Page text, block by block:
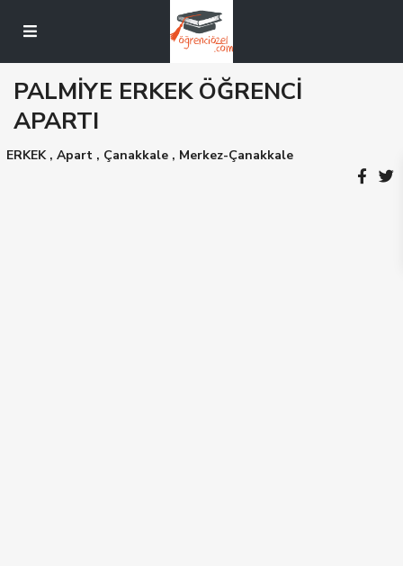
PALMİYE ERKEK ÖĞRENCİ
APARTI
ERKEK, Apart , Çanakkale , Merkez-Çanakkale